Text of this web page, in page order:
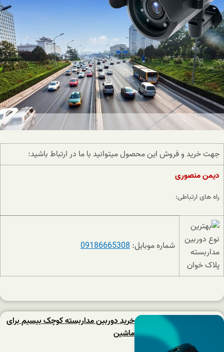
جهت خرید و فروش این محصول میتوانید با ما در ارتباط باشید:
دیمن منصوری
راه های ارتباطی:
شماره موبایل:09186665308
خرید دوربین مداربسته کوچک بیسیم برای
ماشین